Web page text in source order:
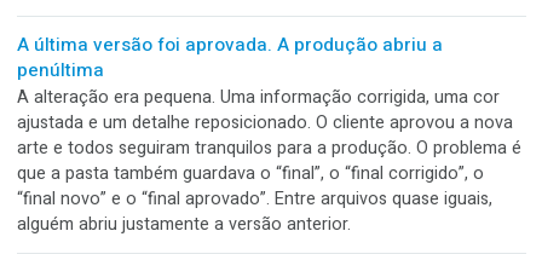
Posts recentes
A embalagem sustentável chegou embrulhada em
plástico
A caixa era de papel reciclável, tinha visual natural, folha
impressa e um belo discurso sobre responsabilidade
Então alguém resolveu protegê-la com filme plástico, saco
plástico, plástico-bolha e mais uma camada de plástico, só
segurança.